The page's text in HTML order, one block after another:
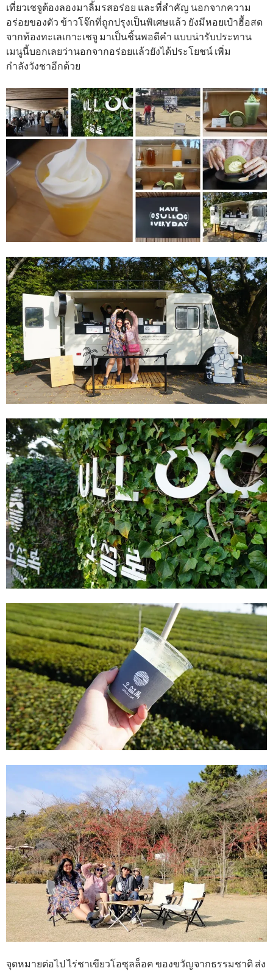
เที่ยวเชจูต้องลองมาลิ้มรสอร่อย และที่สำคัญ นอกจากความ
อร่อยของตัว ข้าวโจ๊กที่ถูกปรุงเป็นพิเศษแล้ว ยังมีหอยเป๋าฮื้อสด
จากท้องทะเลเกาะเชจู มาเป็นชิ้นพอดีคำ แบบน่ารับประทาน
เมนูนี้บอกเลยว่านอกจากอร่อยแล้วยังได้ประโยชน์ เพิ่ม
กำลังวังชาอีกด้วย
จุดหมายต่อไป ไร่ชาเขียวโอซุลล็อค ของขวัญจากธรรมชาติ ส่ง